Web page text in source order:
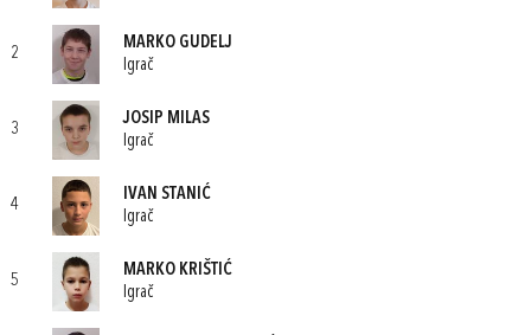
2
MARKO GUDELJ
Igrač
3
JOSIP MILAS
Igrač
4
IVAN STANIĆ
Igrač
5
MARKO KRIŠTIĆ
Igrač